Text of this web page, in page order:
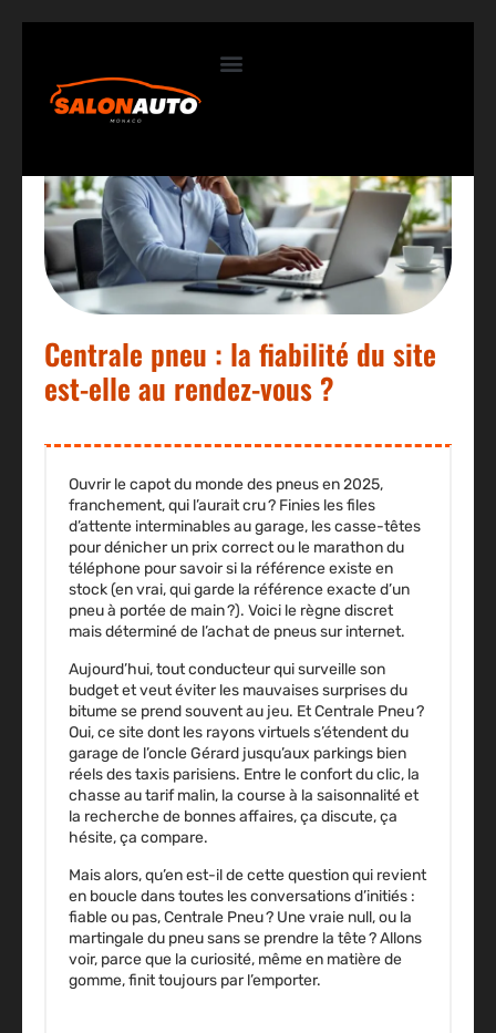
Centrale pneu : la fiabilité du site
est-elle au rendez-vous ?
Ouvrir le capot du monde des pneus en 2025,
franchement, qui l’aurait cru ? Finies les files
d’attente interminables au garage, les casse-têtes
pour dénicher un prix correct ou le marathon du
téléphone pour savoir si la référence existe en
stock (en vrai, qui garde la référence exacte d’un
pneu à portée de main ?). Voici le règne discret
mais déterminé de l’achat de pneus sur internet.
Aujourd’hui, tout conducteur qui surveille son
budget et veut éviter les mauvaises surprises du
bitume se prend souvent au jeu. EtCentrale Pneu?
Oui, ce site dont les rayons virtuels s’étendent du
garage de l’oncle Gérard jusqu’aux parkings bien
réels des taxis parisiens. Entre le confort du clic, la
chasse au tarif malin, la course à la saisonnalité et
la recherche de bonnes affaires, ça discute, ça
hésite, ça compare.
Mais alors, qu’en est-il de cette question qui revient
en boucle dans toutes les conversations d’initiés :
fiable ou pas, Centrale Pneu ? Une vraie null, ou la
martingale du pneu sans se prendre la tête ? Allons
voir, parce que la curiosité, même en matière de
gomme, finit toujours par l’emporter.